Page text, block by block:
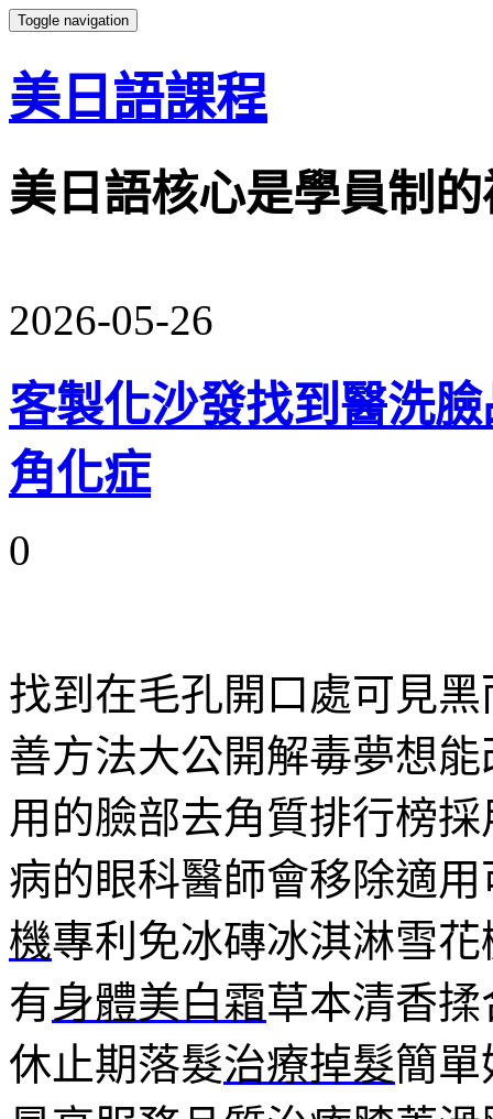
Toggle navigation
美日語課程
美日語核心是學員制
2026-05-26
客製化沙發找到醫洗
角化症
0
找到在毛孔開口處可見黑
善方法大公開解毒夢想
用的臉部去角質排行榜
病的眼科醫師會移除適
機專利免冰磚冰淇淋雪
有身體美白霜草本清香
休止期落髮治療掉髮簡單